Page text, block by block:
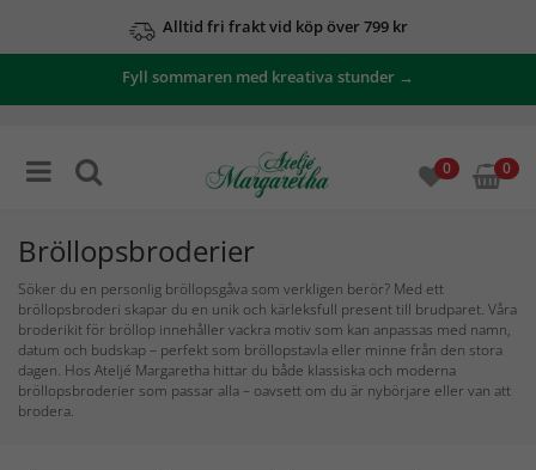
Se våra erbjudanden här
Fyll sommaren med kreativa stunder →
0 0
Bröllopsbroderier
Söker du en personlig bröllopsgåva som verkligen berör? Med ett
bröllopsbroderi skapar du en unik och kärleksfull present till brudparet. Våra
broderikit för bröllop innehåller vackra motiv som kan anpassas med namn,
datum och budskap – perfekt som bröllopstavla eller minne från den stora
dagen. Hos Ateljé Margaretha hittar du både klassiska och moderna
bröllopsbroderier som passar alla – oavsett om du är nybörjare eller van att
brodera.